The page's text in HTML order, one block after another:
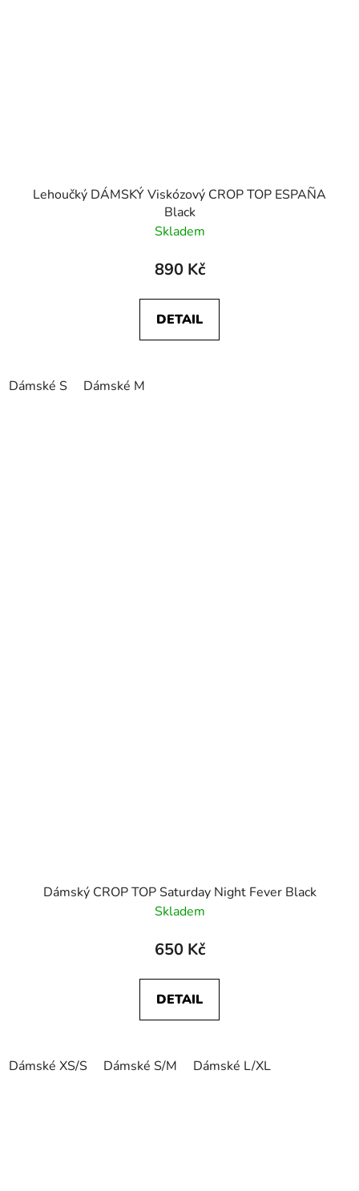
Lehoučký DÁMSKÝ Viskózový CROP TOP ESPAÑA
Black
Skladem
890 Kč
DETAIL
Dámské S Dámské M
Dámský CROP TOP Saturday Night Fever Black
Skladem
650 Kč
DETAIL
Dámské XS/S Dámské S/M Dámské L/XL